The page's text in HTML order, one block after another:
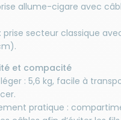
allume-cigare avec
prise secteur classique
et compacité
: 5,6 kg, facile à
pratique :